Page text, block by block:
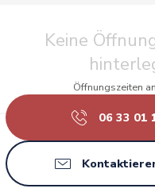
Keine
Öffnungszeiten
06 33 01